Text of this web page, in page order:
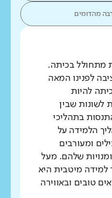
מהדומים
מתחולל בכיתה.
לפנינו המאה
להיות
שבין
בתהליכי
הלמידה על
ומעורבים
שלהם. מעל
מיטבית היא
טובים ובאווירה